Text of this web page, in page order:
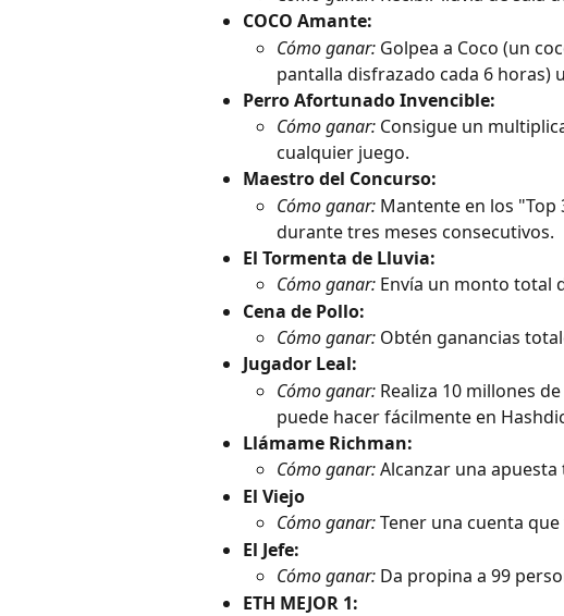
COCO Amante:
Cómo ganar: Golpea a Coco (un
pantalla disfrazado cada 6 horas)
Perro Afortunado Invencible:
Cómo ganar: Consigue un
cualquier juego.
Maestro del Concurso:
Cómo ganar: Mantente en los
durante tres meses consecutivos.
El Tormenta de Lluvia:
Cómo ganar: Envía un monto total
Cena de Pollo:
Cómo ganar: Obtén ganancias
Jugador Leal:
Cómo ganar: Realiza 10 millones
puede hacer fácilmente en
Llámame Richman:
Cómo ganar: Alcanzar una
El Viejo
Cómo ganar: Tener una cuenta
El Jefe:
Cómo ganar: Da propina a 99
ETH MEJOR 1: